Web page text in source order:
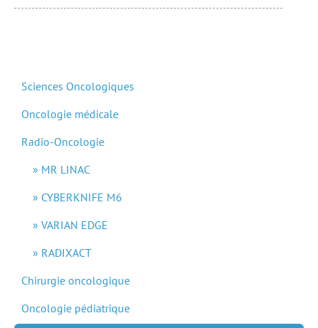
Sciences Oncologiques
Oncologie médicale
Radio-Oncologie
MR LINAC
CYBERKNIFE M6
VARIAN EDGE
RADIXACT
Chirurgie oncologique
Oncologie pédiatrique